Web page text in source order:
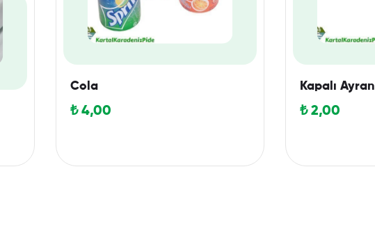
Cola
₺4,00
Kapalı Ayran
₺2,00